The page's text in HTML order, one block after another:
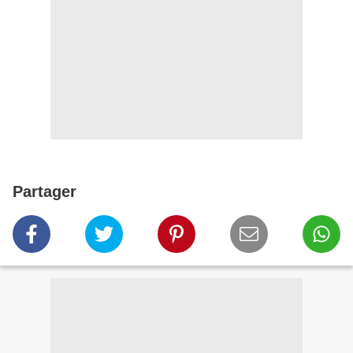
Partager